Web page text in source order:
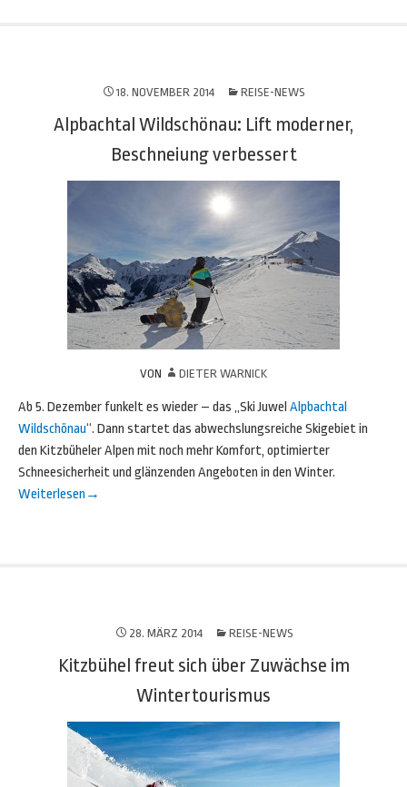
18. NOVEMBER 2014 REISE-NEWS
Alpbachtal Wildschönau: Lift moderner,
Beschneiung verbessert
VON DIETER WARNICK
Ab 5. Dezember funkelt es wieder – das „Ski Juwel Alpbachtal
Wildschönau“. Dann startet das abwechslungsreiche Skigebiet in
den Kitzbüheler Alpen mit noch mehr Komfort, optimierter
Schneesicherheit und glänzenden Angeboten in den Winter.
Weiterlesen →
28. MÄRZ 2014 REISE-NEWS
Kitzbühel freut sich über Zuwächse im
Wintertourismus